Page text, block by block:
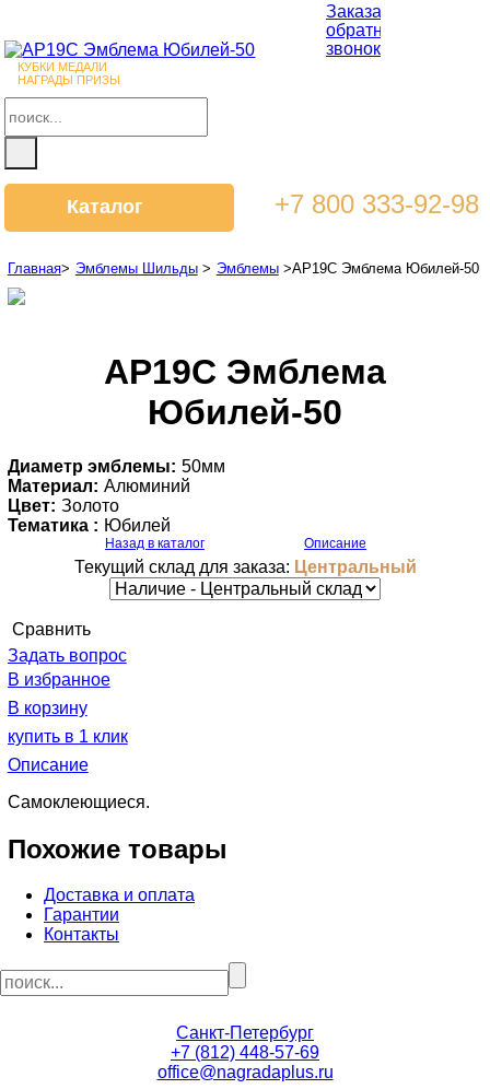
КУБКИ МЕДАЛИ
НАГРАДЫ ПРИЗЫ
Заказать
обратный
звонок
Каталог +7 800 333-92-98
Главная> Эмблемы Шильды> Эмблемы>AP19C Эмблема Юбилей-50
AP19C Эмблема
Юбилей-50
Диаметр эмблемы: 50мм
Материал: Алюминий
Цвет: Золото
Тематика : Юбилей
Назад в каталог Описание
Текущий склад для заказа: Центральный
Cравнить
Задать вопрос
В избранное
В корзину
купить в 1 клик
Описание
Самоклеющиеся.
Похожие товары
Доставка и оплата
Гарантии
Контакты
Санкт-Петербург
+7 (812) 448-57-69
office@nagradaplus.ru